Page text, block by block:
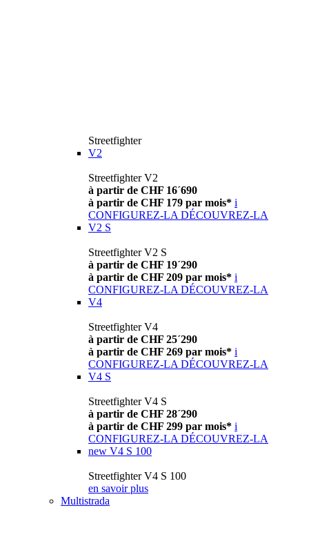
Streetfighter
V2
Streetfighter V2
à partir de CHF 16´690
à partir de CHF 179 par mois* i
CONFIGUREZ-LA DÉCOUVREZ-LA
V2 S
Streetfighter V2 S
à partir de CHF 19´290
à partir de CHF 209 par mois* i
CONFIGUREZ-LA DÉCOUVREZ-LA
V4
Streetfighter V4
à partir de CHF 25´290
à partir de CHF 269 par mois* i
CONFIGUREZ-LA DÉCOUVREZ-LA
V4 S
Streetfighter V4 S
à partir de CHF 28´290
à partir de CHF 299 par mois* i
CONFIGUREZ-LA DÉCOUVREZ-LA
new V4 S 100
Streetfighter V4 S 100
en savoir plus
Multistrada